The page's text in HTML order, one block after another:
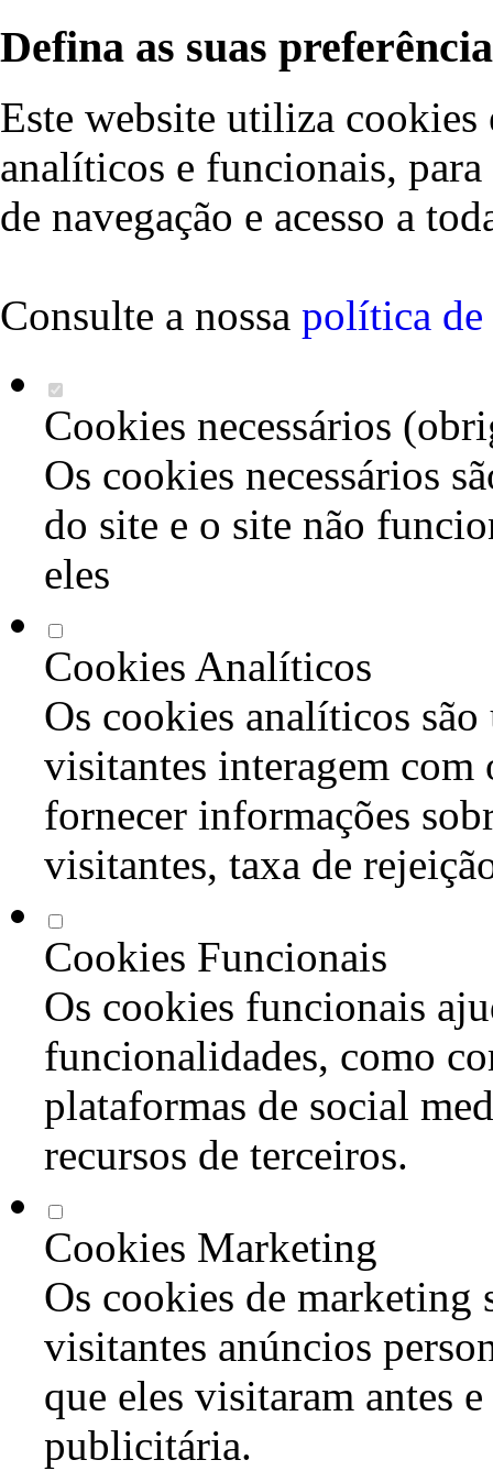
Defina as suas
Este website utiliza cookies
analíticos e funcionais,
de navegação e acesso a
Consulte a nossa política de
Cookies necessários
Os cookies necessários
do site e o site não
eles
Cookies Analíticos
Os cookies analíticos são
visitantes interagem com
fornecer informações
visitantes, taxa de
Cookies Funcionais
Os cookies funcionais
funcionalidades, como
plataformas de social
recursos de terceiros.
Cookies Marketing
Os cookies de marketing
visitantes anúncios
que eles visitaram antes
publicitária.